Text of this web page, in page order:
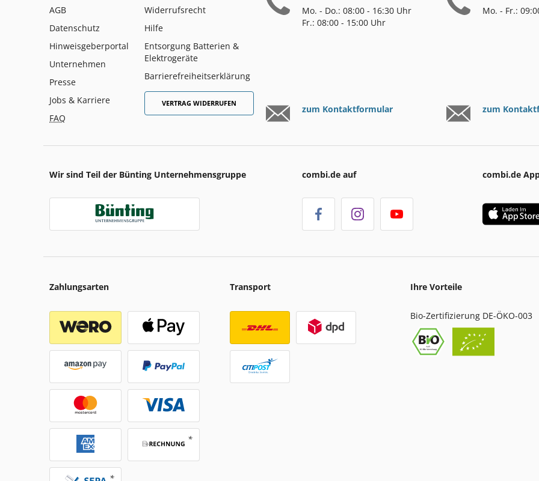
AGB
Datenschutz
Hinweisgeberportal
Unternehmen
Presse
Jobs & Karriere
FAQ
Widerrufsrecht
Hilfe
Entsorgung Batterien &
Elektrogeräte
Barrierefreiheitserklärung
VERTRAG WIDERRUFEN
Mo. - Do.: 08:00 - 16:30 Uhr
Fr.: 08:00 - 15:00 Uhr
zum Kontaktformular
Mo. - Fr.:
zum
Wir sind Teil der Bünting Unternehmensgruppe combi.de auf combi.de
Zahlungsarten Transport Ihre Vorteile
Bio-Zertifizierung DE-ÖKO-003